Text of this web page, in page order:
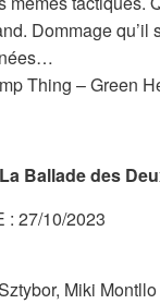
Dommage qu’il
Thing – Green
Ballade des
: 27/10/2023
Miki Montllo